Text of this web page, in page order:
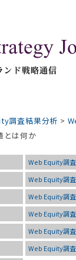
調査結果分析 >
とは何か
Web Equity調
Web Equity調
Web Equity調
Web Equity調
Web Equity調
Web Equity調